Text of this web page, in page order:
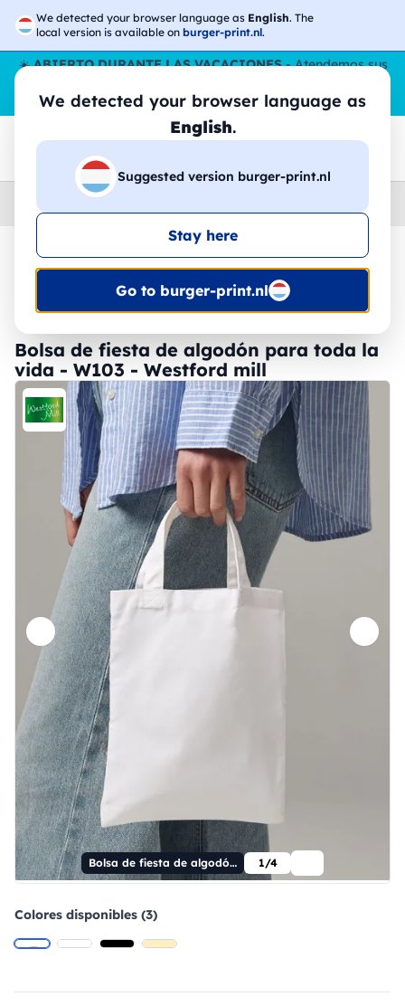
We detected your browser language as English. The
local version is available on burger-print.nl.
We detected your browser language as
English.
Suggested version burger-print.nl
Stay here
Go to burger-print.nl
☀️ABIERTO DURANTE LAS VACACIONES- Atendemos sus
pedidos durante todo el verano, incluso en agosto.
Sin parar
😎🌴
Home
🔥 -30% de impresión DTF
Bolsa de fiesta de algodón para toda la
vida - W103 - Westford mill
Bolsa de fiesta de algodón para toda la vida 1/4
Colores disponibles (3)